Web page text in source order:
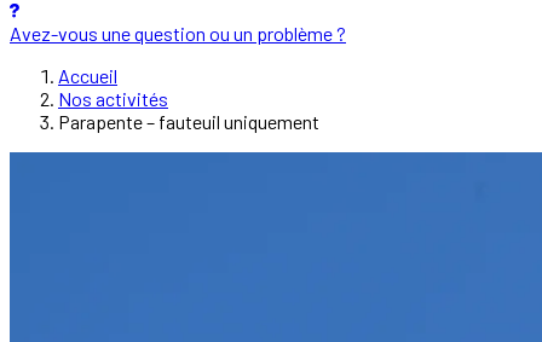
Avez-vous une question ou un problème ?
Accueil
Nos activités
Parapente – fauteuil uniquement